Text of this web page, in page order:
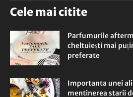
Cele mai citite
Parfumurile
cheltuiești mai
preferate
Importanta unei
mentinerea starii